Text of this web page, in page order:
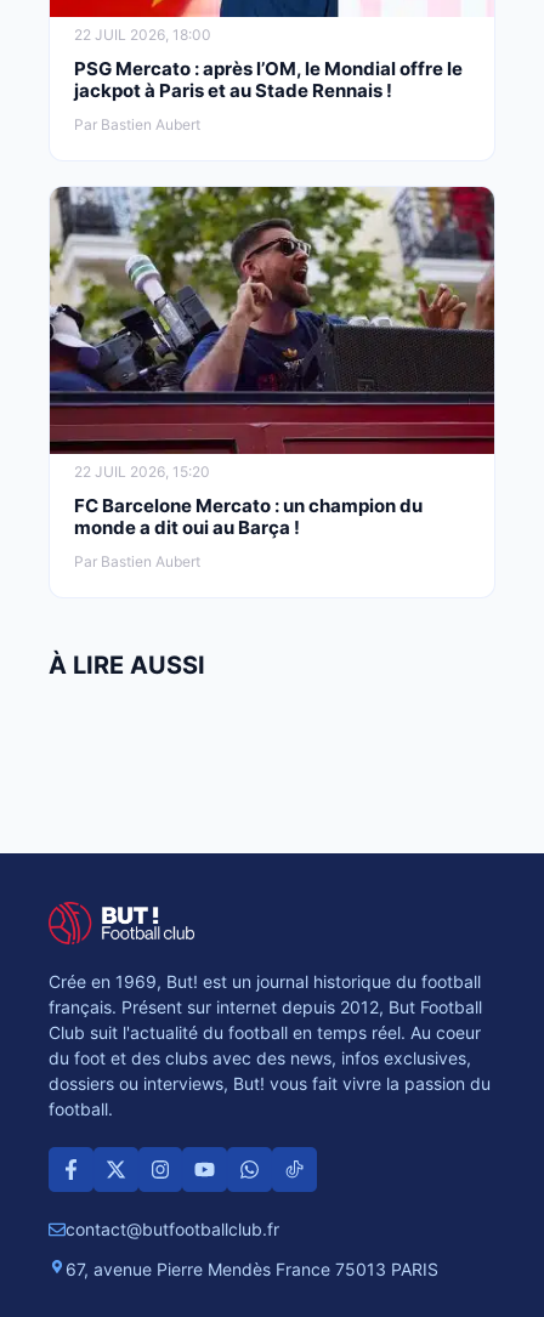
22 JUIL 2026, 18:00
PSG Mercato : après l’OM, le Mondial offre le
jackpot à Paris et au Stade Rennais !
Par Bastien Aubert
22 JUIL 2026, 15:20
FC Barcelone Mercato : un champion du
monde a dit oui au Barça !
Par Bastien Aubert
À LIRE AUSSI
Crée en 1969, But! est un journal historique du football
français. Présent sur internet depuis 2012, But Football
Club suit l'actualité du football en temps réel. Au coeur
du foot et des clubs avec des news, infos exclusives,
dossiers ou interviews, But! vous fait vivre la passion du
football.
contact@butfootballclub.fr
67, avenue Pierre Mendès France 75013 PARIS